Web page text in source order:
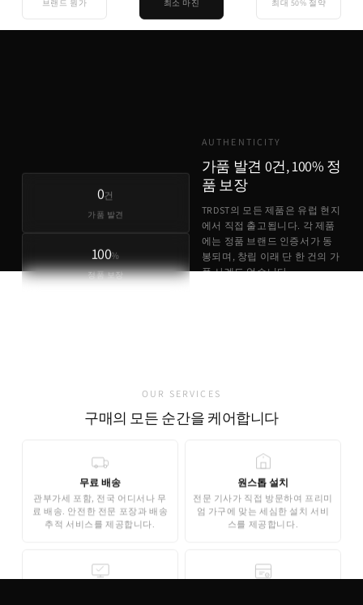
브랜드 원가 최소 마진 최대 50% 절약
AUTHENTICITY
가품 발견 0건, 100% 정
품 보장
TRDST의 모든 제품은 유럽 현지
에서 직접 출고됩니다. 각 제품
에는 정품 브랜드 인증서가 동
봉되며, 창립 이래 단 한 건의 가
품 사례도 없습니다.
0건
가품 발견
100%
정품 보장
OUR SERVICES
구매의 모든 순간을 케어합니다
무료 배송
관부가세 포함, 전국 어디서나 무
료 배송. 안전한 전문 포장과 배송
추적 서비스를 제공합니다.
원스톱 설치
전문 기사가 직접 방문하여 프리미
엄 가구에 맞는 세심한 설치 서비
스를 제공합니다.